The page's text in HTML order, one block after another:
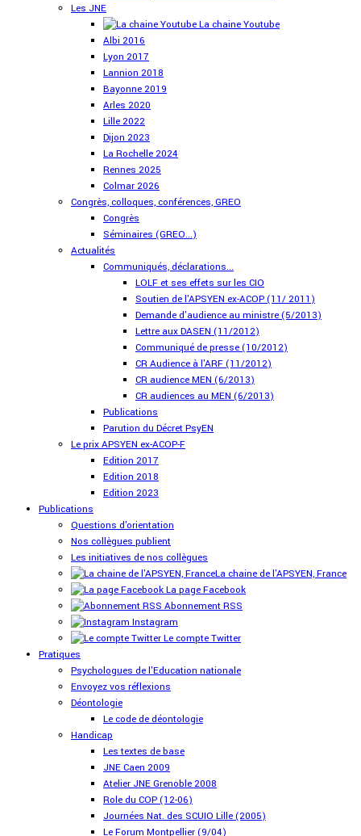
Les JNE
La chaine Youtube
Albi 2016
Lyon 2017
Lannion 2018
Bayonne 2019
Arles 2020
Lille 2022
Dijon 2023
La Rochelle 2024
Rennes 2025
Colmar 2026
Congrès, colloques, conférences, GREO
Congrès
Séminaires (GREO...)
Actualités
Communiqués, déclarations...
LOLF et ses effets sur les CIO
Soutien de l'APSYEN ex-ACOP (11/ 2011)
Demande d'audience au ministre (5/2013)
Lettre aux DASEN (11/2012)
Communiqué de presse (10/2012)
CR Audience à l'ARF (11/2012)
CR audience MEN (6/2013)
CR audiences au MEN (6/2013)
Publications
Parution du Décret PsyEN
Le prix APSYEN ex-ACOP-F
Edition 2017
Edition 2018
Edition 2023
Publications
Questions d'orientation
Nos collègues publient
Les initiatives de nos collègues
La chaine de l'APSYEN, France
La page Facebook
Abonnement RSS
Instagram
Le compte Twitter
Pratiques
Psychologues de l'Education nationale
Envoyez vos réflexions
Déontologie
Le code de déontologie
Handicap
Les textes de base
JNE Caen 2009
Atelier JNE Grenoble 2008
Role du COP (12-06)
Journées Nat. des SCUIO Lille (2005)
Le Forum Montpellier (9/04)